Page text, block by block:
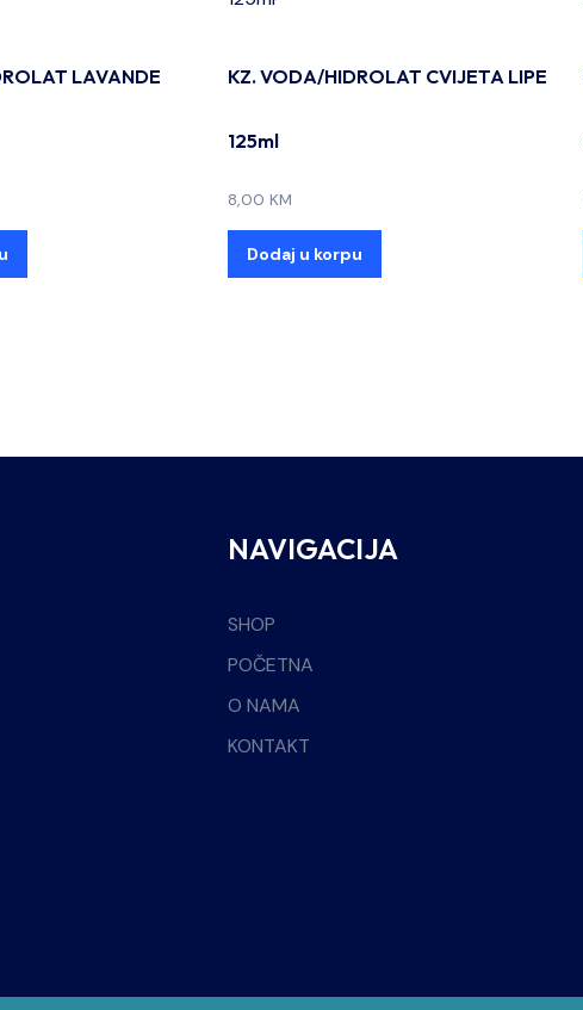
LAVANDE KZ. VODA/HIDROLAT CVIJETA LIPE
125ml
8,00 KM
Dodaj u korpu
NAVIGACIJA
SHOP
POČETNA
O NAMA
KONTAKT